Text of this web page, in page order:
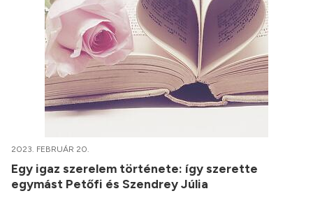
2023. FEBRUÁR 20.
Egy igaz szerelem története: így szerette
egymást Petőfi és Szendrey Júlia